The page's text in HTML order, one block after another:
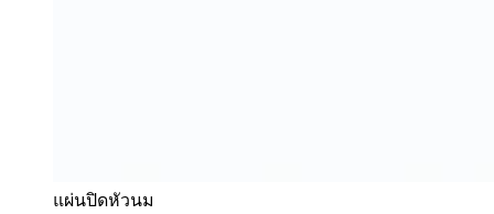
แผ่นปิดหัวนม